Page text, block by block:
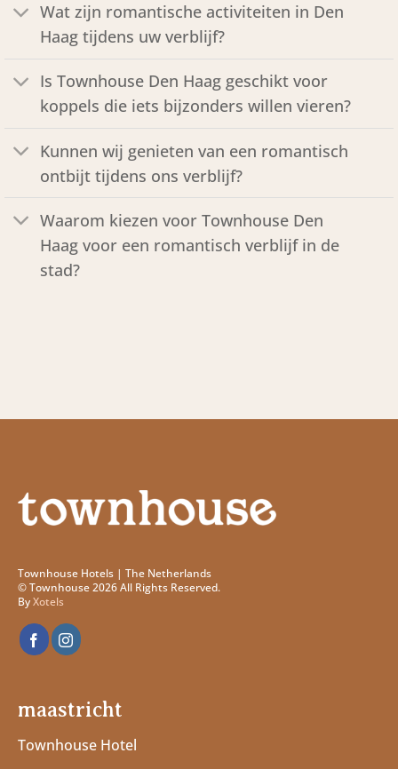
Wat zijn romantische activiteiten in Den
Haag tijdens uw verblijf?
Is Townhouse Den Haag geschikt voor
koppels die iets bijzonders willen vieren?
Kunnen wij genieten van een romantisch
ontbijt tijdens ons verblijf?
Waarom kiezen voor Townhouse Den
Haag voor een romantisch verblijf in de
stad?
Townhouse Hotels | The Netherlands
© Townhouse 2026 All Rights Reserved.
ByXotels
maastricht
Townhouse Hotel